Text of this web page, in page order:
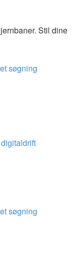
Stil dine
søgning
søgning